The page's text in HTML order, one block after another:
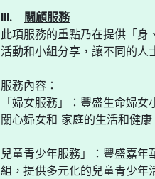
IIl.
關顧服務
此項服務的重點乃在提供「
活動和小組分享，讓不同的人
服務內容：
「婦女服務」：豐盛生命婦
關心婦女和 家庭的生活和健
兒童青少年服務」：豐盛嘉
組，提供多元化的兒童青少年